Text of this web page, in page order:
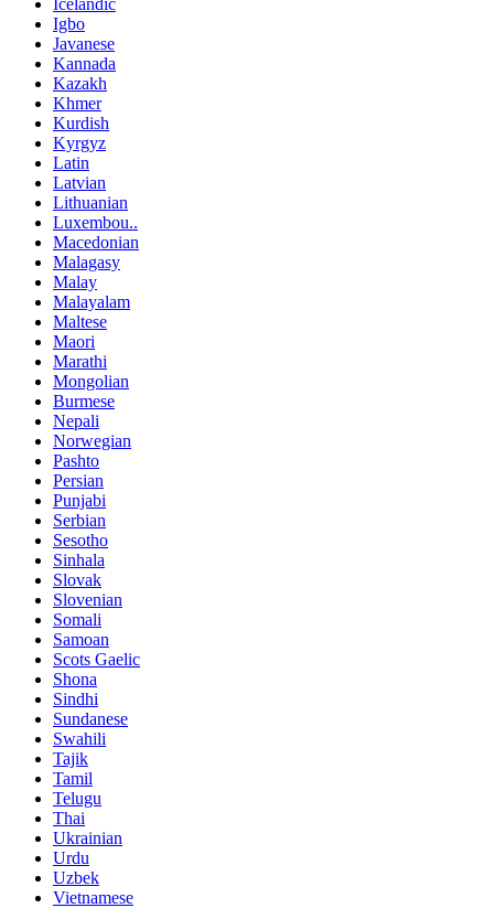
Icelandic
Igbo
Javanese
Kannada
Kazakh
Khmer
Kurdish
Kyrgyz
Latin
Latvian
Lithuanian
Luxembou..
Macedonian
Malagasy
Malay
Malayalam
Maltese
Maori
Marathi
Mongolian
Burmese
Nepali
Norwegian
Pashto
Persian
Punjabi
Serbian
Sesotho
Sinhala
Slovak
Slovenian
Somali
Samoan
Scots Gaelic
Shona
Sindhi
Sundanese
Swahili
Tajik
Tamil
Telugu
Thai
Ukrainian
Urdu
Uzbek
Vietnamese